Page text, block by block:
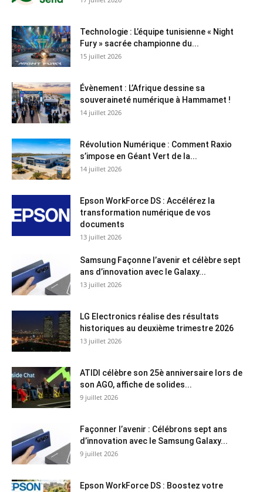
Technologie : L’équipe tunisienne « Night
Fury » sacrée championne du...
15 juillet 2026
Évènement : L’Afrique dessine sa
souveraineté numérique à Hammamet !
14 juillet 2026
Révolution Numérique : Comment Raxio
s’impose en Géant Vert de la...
14 juillet 2026
Epson WorkForce DS : Accélérez la
transformation numérique de vos
documents
13 juillet 2026
Samsung Façonne l’avenir et célèbre sept
ans d’innovation avec le Galaxy...
13 juillet 2026
LG Electronics réalise des résultats
historiques au deuxième trimestre 2026
13 juillet 2026
ATIDI célèbre son 25è anniversaire lors de
son AGO, affiche de solides...
9 juillet 2026
Façonner l’avenir : Célébrons sept ans
d’innovation avec le Samsung Galaxy...
9 juillet 2026
Epson WorkForce DS : Boostez votre